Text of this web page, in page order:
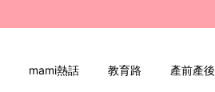
mami熱話 教育路 產前產後